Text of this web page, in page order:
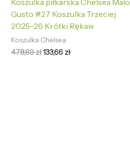
Koszulka piłkarska Chelsea Malo
Gusto #27 Koszulka Trzeciej
2025-26 Krótki Rękaw
Koszulka Chelsea
478,69zł133,66 zł